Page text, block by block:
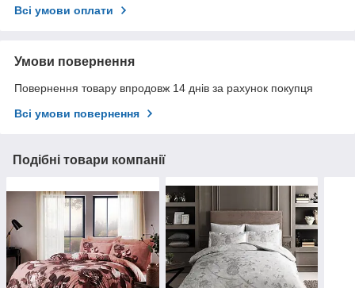
Всі умови оплати
Умови повернення
Повернення товару впродовж 14 днів за рахунок покупця
Всі умови повернення
Подібні товари компанії